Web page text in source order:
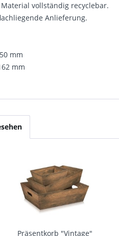
vollständig recyclebar.
Anlieferung.
mm
mm
Präsentkorb "Vintage"